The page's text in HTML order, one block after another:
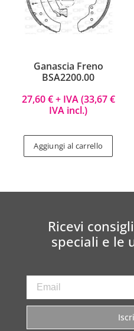
Ganascia Freno
BSA2200.00
27,60€+ IVA (33,67€
IVA incl.)
Aggiungi al carrello
Ricevi
speciali e le